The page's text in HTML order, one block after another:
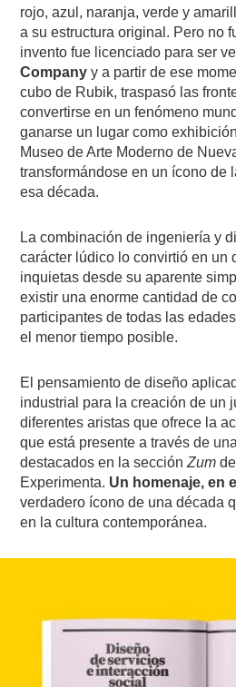
rojo, azul, naranja, verde y
a su estructura original. Pero no
invento fue licenciado para ser
Company y a partir de ese
cubo de Rubik, traspasó las
convertirse en un fenómeno
ganarse un lugar como
Museo de Arte Moderno de
transformándose en un ícono de
esa década.
La combinación de ingeniería y
carácter lúdico lo convirtió en un
inquietas desde su aparente
existir una enorme cantidad de
participantes de todas las
el menor tiempo posible.
El pensamiento de diseño
industrial para la creación de un
diferentes aristas que ofrece la
que está presente a través de
destacados en la secciónZum
Experimenta. Un homenaje, en
verdadero ícono de una década
en la cultura contemporánea.